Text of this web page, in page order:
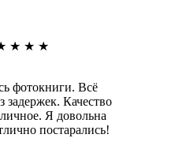
★ ★ ★
фотокниги. Всё
задержек. Качество
Я довольна
постарались!